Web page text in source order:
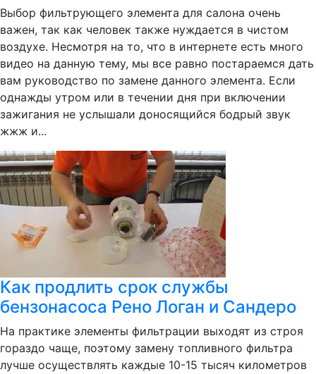
Выбор фильтрующего элемента для салона очень
важен, так как человек также нуждается в чистом
воздухе. Несмотря на то, что в интернете есть много
видео на данную тему, мы все равно постараемся дать
вам руководство по замене данного элемента. Если
однажды утром или в течении дня при включении
зажигания не услышали доносящийся бодрый звук
жжж и...
Как продлить срок службы
бензонасоса Рено Логан и Сандеро
На практике элементы фильтрации выходят из строя
гораздо чаще, поэтому замену топливного фильтра
лучше осуществлять каждые 10-15 тысяч километров